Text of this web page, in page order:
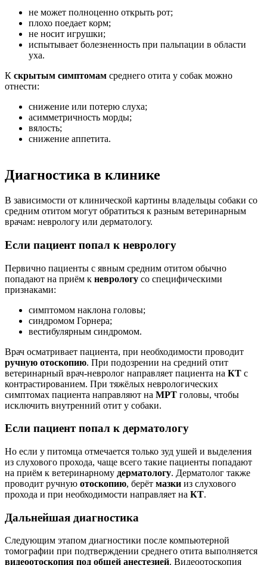
не может полноценно открыть рот;
плохо поедает корм;
не носит игрушки;
испытывает болезненность при пальпации в области
уха.
К скрытым симптомам среднего отита у собак можно
отнести:
снижение или потерю слуха;
асимметричность морды;
вялость;
снижение аппетита.
Диагностика в клинике
В зависимости от клинической картины владельцы собаки со
средним отитом могут обратиться к разным ветеринарным
врачам: неврологу или дерматологу.
Если пациент попал к неврологу
Первично пациенты с явным средним отитом обычно
попадают на приём к неврологу со специфическими
признаками:
симптомом наклона головы;
синдромом Горнера;
вестибулярным синдромом.
Врач осматривает пациента, при необходимости проводит
ручную отоскопию. При подозрении на средний отит
ветеринарный врач-невролог направляет пациента на КТ с
контрастированием. При тяжёлых неврологических
симптомах пациента направляют на МРТ головы, чтобы
исключить внутренний отит у собаки.
Если пациент попал к дерматологу
Но если у питомца отмечается только зуд ушей и выделения
из слухового прохода, чаще всего такие пациенты попадают
на приём к ветеринарному дерматологу. Дерматолог также
проводит ручную отоскопию, берёт мазки из слухового
прохода и при необходимости направляет на КТ.
Дальнейшая диагностика
Следующим этапом диагностики после компьютерной
томографии при подтверждении среднего отита выполняется
видеоотоскопия под общей анестезией. Видеоотоскопия